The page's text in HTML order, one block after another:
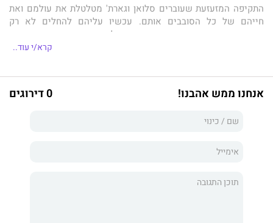
התקיפה המזעזעת שעוברים סלואן וגארת' מטלטלת את עולמם ואת
חייהם של כל הסובבים אותם. עכשיו עליהם להחלים לא רק
מהפצעים הפיזיים שהותירה התקיפה, אלא גם מהמשקעים הנפשיים
עם עברם הכואב ועם המכשולים העומדים בדרכם.
קרא/י עוד..
אנחנו ממש אהבנו! 0 דירוגים